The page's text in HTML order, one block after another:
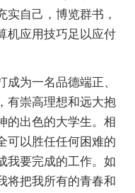
实自己，博览群书，
机应用技巧足以应付
为一名品德端正、
有崇高理想和远大抱
的出色的大学生。相
可以胜任任何困难的
我要完成的工作。如
将把我所有的青春和